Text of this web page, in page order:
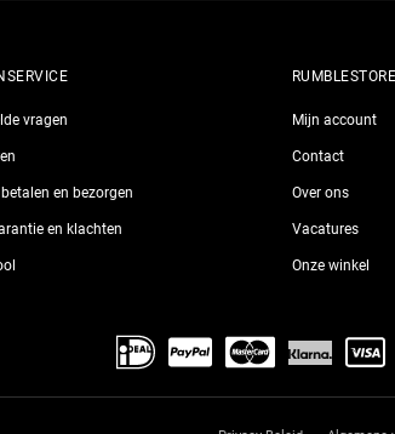
vragen
betalen en bezorgen
en klachten
Mijn account
Contact
Over ons
Vacatures
Onze winkel